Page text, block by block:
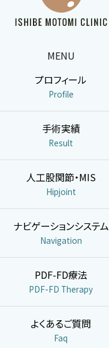
MENU
プロフィール
Profile
手術実績
Result
人工股関節・MIS
Hipjoint
ナビゲーションシステム
Navigation
PDF-FD療法
PDF-FD Therapy
よくあるご質問
Faq